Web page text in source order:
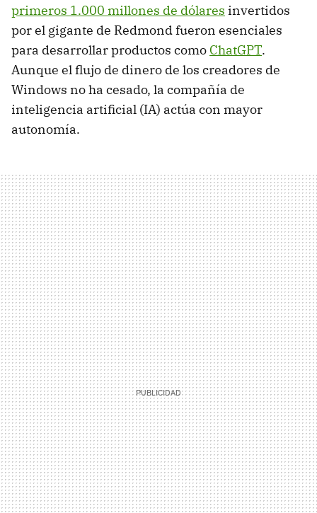
primeros 1.000 millones de dólares invertidos
por el gigante de Redmond fueron esenciales
para desarrollar productos como ChatGPT.
Aunque el flujo de dinero de los creadores de
Windows no ha cesado, la compañía de
inteligencia artificial (IA) actúa con mayor
autonomía.